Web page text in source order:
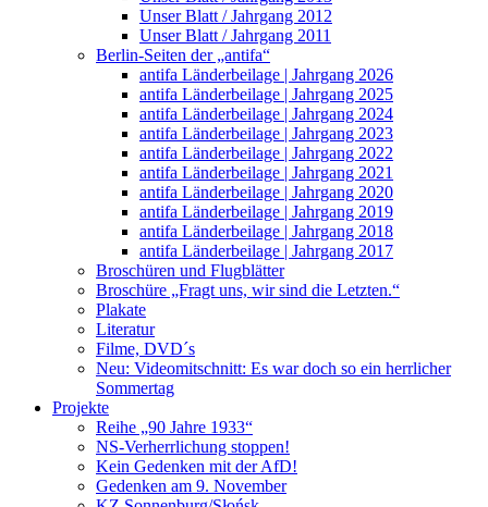
Unser Blatt / Jahrgang 2012
Unser Blatt / Jahrgang 2011
Berlin-Seiten der „antifa“
antifa Länderbeilage | Jahrgang 2026
antifa Länderbeilage | Jahrgang 2025
antifa Länderbeilage | Jahrgang 2024
antifa Länderbeilage | Jahrgang 2023
antifa Länderbeilage | Jahrgang 2022
antifa Länderbeilage | Jahrgang 2021
antifa Länderbeilage | Jahrgang 2020
antifa Länderbeilage | Jahrgang 2019
antifa Länderbeilage | Jahrgang 2018
antifa Länderbeilage | Jahrgang 2017
Broschüren und Flugblätter
Broschüre „Fragt uns, wir sind die Letzten.“
Plakate
Literatur
Filme, DVD´s
Neu: Videomitschnitt: Es war doch so ein herrlicher
Sommertag
Projekte
Reihe „90 Jahre 1933“
NS-Verherrlichung stoppen!
Kein Gedenken mit der AfD!
Gedenken am 9. November